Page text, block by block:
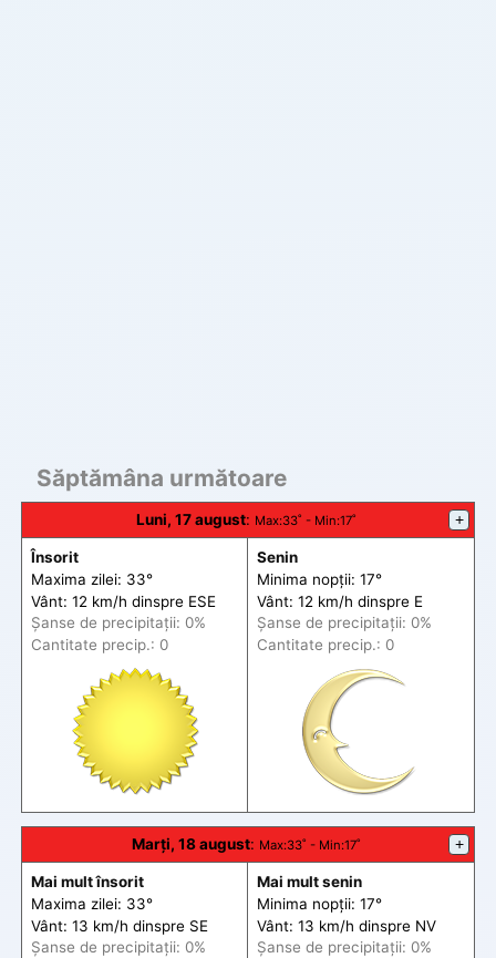
Săptămâna următoare
Luni, 17 august: Max:33˚ - Min:17˚ +
Însorit
Maxima zilei: 33°
Vânt: 12 km/h dinspre ESE
Șanse de precipitații: 0%
Cantitate precip.: 0
Senin
Minima nopții: 17°
Vânt: 12 km/h dinspre E
Șanse de precipitații: 0%
Cantitate precip.: 0
Marți, 18 august: Max:33˚ - Min:17˚ +
Mai mult însorit
Maxima zilei: 33°
Vânt: 13 km/h dinspre SE
Șanse de precipitații: 0%
Mai mult senin
Minima nopții: 17°
Vânt: 13 km/h dinspre NV
Șanse de precipitații: 0%